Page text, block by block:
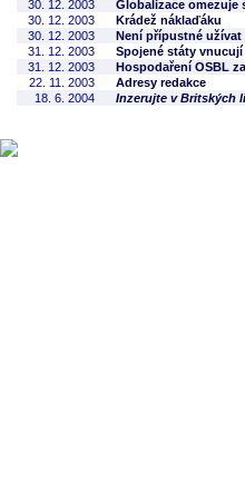
30. 12. 2003
Globalizace omezuje
30. 12. 2003
Krádež náklaďáku
30. 12. 2003
Není přípustné užívat
31. 12. 2003
Spojené státy
31. 12. 2003
Hospodaření OSBL
22. 11. 2003
Adresy redakce
18. 6. 2004
Inzerujte v Britských